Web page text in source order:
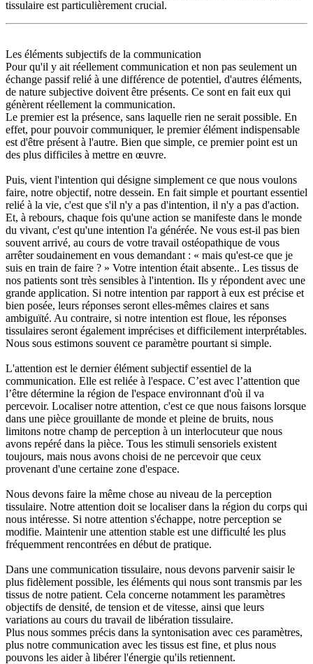
tissulaire est particulièrement crucial.
Les éléments subjectifs de la communication
Pour qu'il y ait réellement communication et non pas seulement un
échange passif relié à une différence de potentiel, d'autres éléments,
de nature subjective doivent être présents. Ce sont en fait eux qui
génèrent réellement la communication.
Le premier est la présence, sans laquelle rien ne serait possible. En
effet, pour pouvoir communiquer, le premier élément indispensable
est d'être présent à l'autre. Bien que simple, ce premier point est un
des plus difficiles à mettre en œuvre.
Puis, vient l'intention qui désigne simplement ce que nous voulons
faire, notre objectif, notre dessein. En fait simple et pourtant essentiel
relié à la vie, c'est que s'il n'y a pas d'intention, il n'y a pas d'action.
Et, à rebours, chaque fois qu'une action se manifeste dans le monde
du vivant, c'est qu'une intention l'a générée. Ne vous est-il pas bien
souvent arrivé, au cours de votre travail ostéopathique de vous
arrêter soudainement en vous demandant : « mais qu'est-ce que je
suis en train de faire ? » Votre intention était absente.. Les tissus de
nos patients sont très sensibles à l'intention. Ils y répondent avec une
grande application. Si notre intention par rapport à eux est précise et
bien posée, leurs réponses seront elles-mêmes claires et sans
ambiguïté. Au contraire, si notre intention est floue, les réponses
tissulaires seront également imprécises et difficilement interprétables.
Nous sous estimons souvent ce paramètre pourtant si simple.
L'attention est le dernier élément subjectif essentiel de la
communication. Elle est reliée à l'espace. C’est avec l’attention que
l’être détermine la région de l'espace environnant d'où il va
percevoir. Localiser notre attention, c'est ce que nous faisons lorsque
dans une pièce grouillante de monde et pleine de bruits, nous
limitons notre champ de perception à un interlocuteur que nous
avons repéré dans la pièce. Tous les stimuli sensoriels existent
toujours, mais nous avons choisi de ne percevoir que ceux
provenant d'une certaine zone d'espace.
Nous devons faire la même chose au niveau de la perception
tissulaire. Notre attention doit se localiser dans la région du corps qui
nous intéresse. Si notre attention s'échappe, notre perception se
modifie. Maintenir une attention stable est une difficulté les plus
fréquemment rencontrées en début de pratique.
Dans une communication tissulaire, nous devons parvenir saisir le
plus fidèlement possible, les éléments qui nous sont transmis par les
tissus de notre patient. Cela concerne notamment les paramètres
objectifs de densité, de tension et de vitesse, ainsi que leurs
variations au cours du travail de libération tissulaire.
Plus nous sommes précis dans la syntonisation avec ces paramètres,
plus notre communication avec les tissus est fine, et plus nous
pouvons les aider à libérer l'énergie qu'ils retiennent.